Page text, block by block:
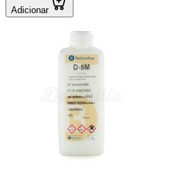
Adicionar